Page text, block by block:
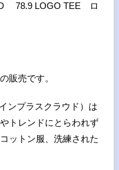
78.9 LOGO TEE ロ
販売です。
ンプラスクラウド）は
トレンドにとらわれず
ットン服、洗練された